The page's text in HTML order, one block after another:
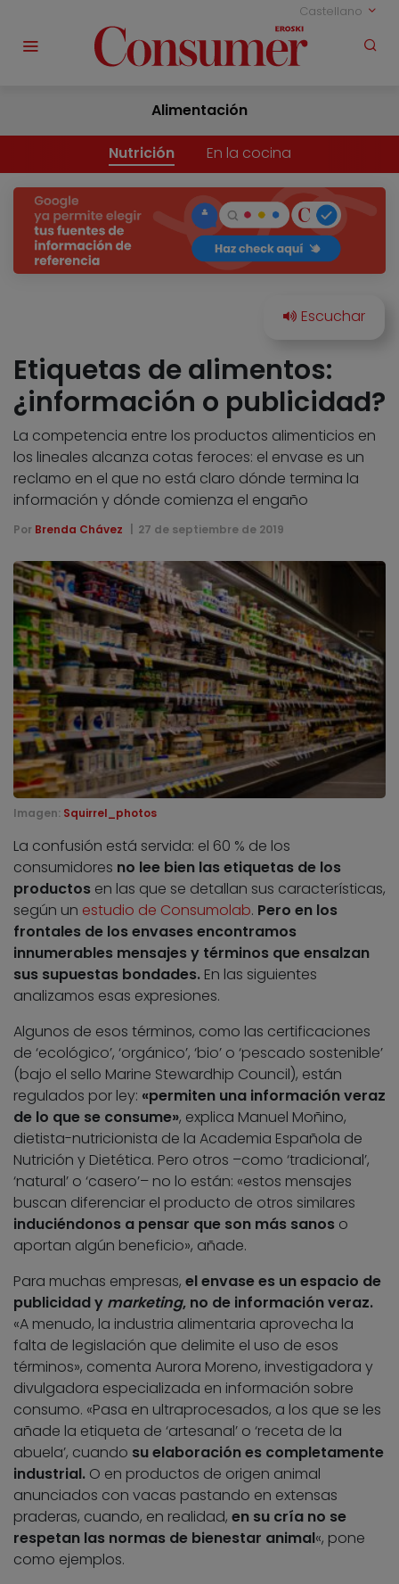
Castellano
Alimentación
Nutrición En la cocina
Etiquetas de alimentos:
¿información o publicidad?
La competencia entre los productos alimenticios en
los lineales alcanza cotas feroces: el envase es un
reclamo en el que no está claro dónde termina la
información y dónde comienza el engaño
Por Brenda Chávez 27 de septiembre de 2019
Imagen: Squirrel_photos
La confusión está servida: el 60 % de los
consumidores no lee bien las etiquetas de los
productos en las que se detallan sus características,
según un estudio de Consumolab. Pero en los
frontales de los envases encontramos
innumerables mensajes y términos que ensalzan
sus supuestas bondades. En las siguientes
analizamos esas expresiones.
Algunos de esos términos, como las certificaciones
de ‘ecológico’, ‘orgánico’, ‘bio’ o ‘pescado sostenible’
(bajo el sello Marine Stewardhip Council), están
regulados por ley: «permiten una información veraz
de lo que se consume», explica Manuel Moñino,
dietista-nutricionista de la Academia Española de
Nutrición y Dietética. Pero otros –como ‘tradicional’,
‘natural’ o ‘casero’– no lo están: «estos mensajes
buscan diferenciar el producto de otros similares
induciéndonos a pensar que son más sanos o
aportan algún beneficio», añade.
Para muchas empresas, el envase es un espacio de
publicidad y marketing, no de información veraz.
«A menudo, la industria alimentaria aprovecha la
falta de legislación que delimite el uso de esos
términos», comenta Aurora Moreno, investigadora y
divulgadora especializada en información sobre
consumo. «Pasa en ultraprocesados, a los que se les
añade la etiqueta de ‘artesanal’ o ‘receta de la
abuela’, cuando su elaboración es completamente
industrial. O en productos de origen animal
anunciados con vacas pastando en extensas
praderas, cuando, en realidad, en su cría no se
respetan las normas de bienestar animal«, pone
como ejemplos.